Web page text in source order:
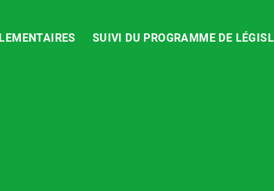
SUIVI DU PROGRAMME DE